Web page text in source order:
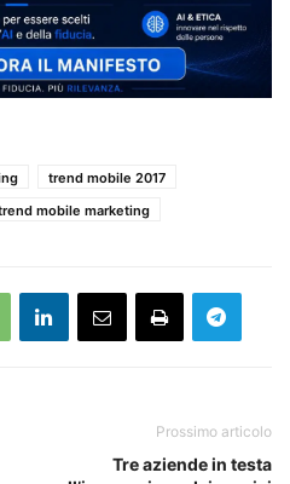
trend mobile 2017
mobile marketing
Prossimo articolo
Tre aziende in testa